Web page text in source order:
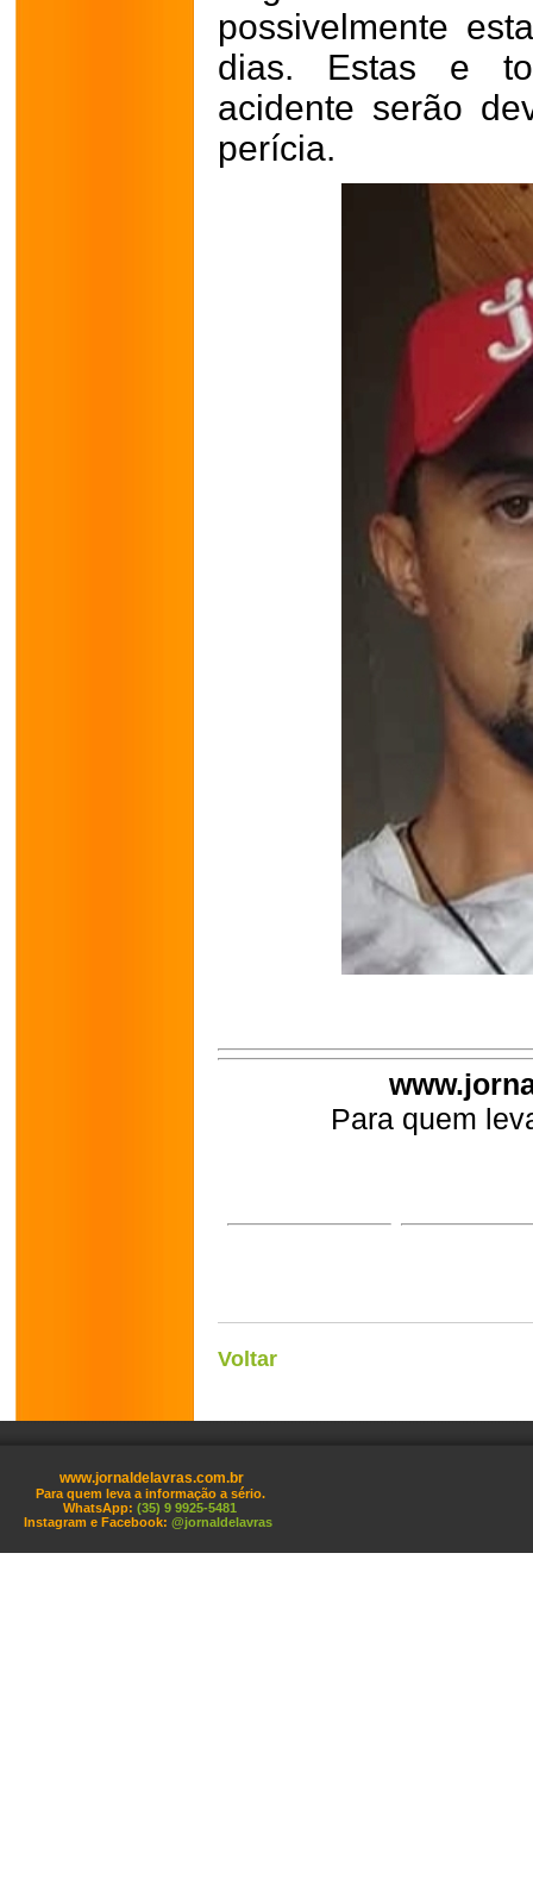
possivelmente
dias. Estas e
acidente serão
perícia.
Para quem
Voltar
www.jornaldelavras.com.br
Para quem leva a informação a sério.
WhatsApp: (35) 9 9925-5481
Instagram e Facebook: @jornaldelavras